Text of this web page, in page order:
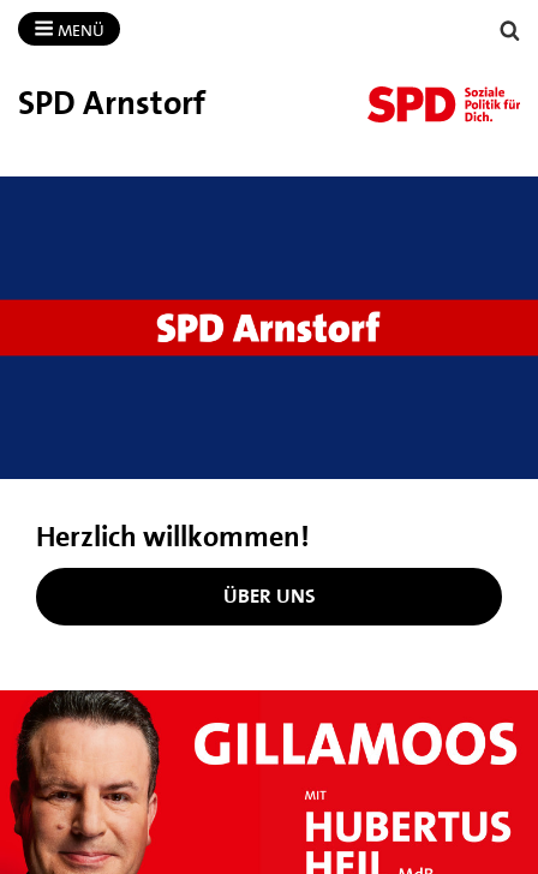
MENÜ
SPD Arnstorf
Herzlich willkommen!
ÜBER UNS